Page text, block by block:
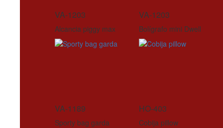
VA-1203
Alcancia piggy max
VA-1203
Bolígrafo mini Dwell
VA-1189
Sporty bag garda
HO-403
Cobija pillow